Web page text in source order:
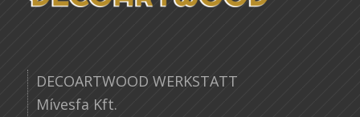
DECOARTWOOD WERKSTATT
Mívesfa Kft.